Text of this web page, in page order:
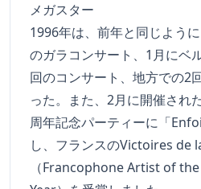
メガスター
1996年は、前年と同じよう
のガラコンサート、1月にベ
回のコンサート、地方での2
った。また、2月に開催さ
周年記念パーティーに「
し、フランスのVictoires de
（Francophone Artist of